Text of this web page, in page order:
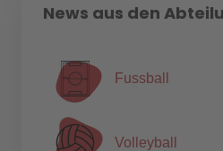
News aus den
Fussball
Volleyball